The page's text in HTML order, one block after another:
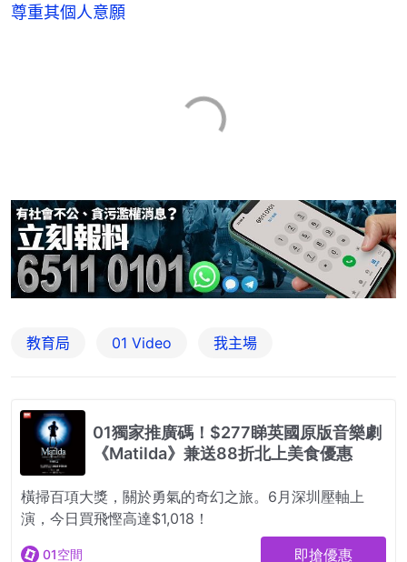
尊重其個人意願
教育局 01 Video 我主場